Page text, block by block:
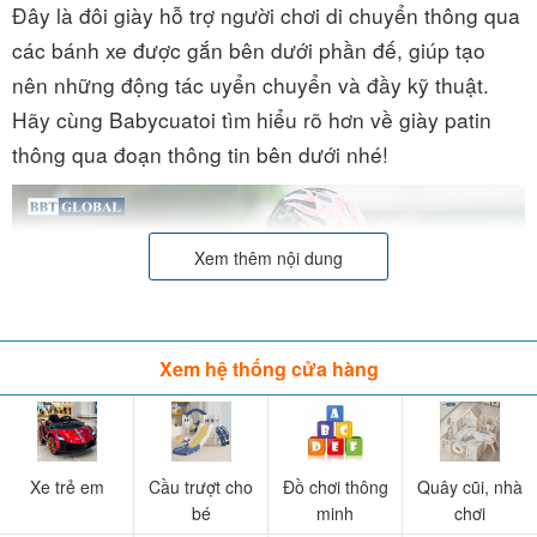
Đây là đôi giày hỗ trợ người chơi di chuyển thông qua
các bánh xe được gắn bên dưới phần đế, giúp tạo
nên những động tác uyển chuyển và đầy kỹ thuật.
Hãy cùng Babycuatoi tìm hiểu rõ hơn về giày patin
thông qua đoạn thông tin bên dưới nhé!
Xem thêm nội dung
Xem hệ thống cửa hàng
Xe trẻ em
Cầu trượt cho
bé
Đồ chơi thông
minh
Quây cũi, nhà
chơi